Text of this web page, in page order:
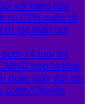
với hàng hóa
vụ CPN quốc tế
trị giá thấp gửi
dưới 14 tuổi thì
trên tờ khai
quan giấy đối với
chính/Chuyển